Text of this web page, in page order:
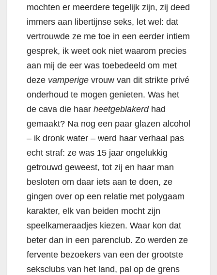
mochten er meerdere tegelijk zijn, zij deed
immers aan libertijnse seks, let wel: dat
vertrouwde ze me toe in een eerder intiem
gesprek, ik weet ook niet waarom precies
aan mij de eer was toebedeeld om met
deze vamperige vrouw van dit strikte privé
onderhoud te mogen genieten. Was het
de cava die haar heetgeblakerdhad
gemaakt? Na nog een paar glazen alcohol
– ik dronk water – werd haar verhaal pas
echt straf: ze was 15 jaar ongelukkig
getrouwd geweest, tot zij en haar man
besloten om daar iets aan te doen, ze
gingen over op een relatie met polygaam
karakter, elk van beiden mocht zijn
speelkameraadjes kiezen. Waar kon dat
beter dan in een parenclub. Zo werden ze
fervente bezoekers van een der grootste
seksclubs van het land, pal op de grens